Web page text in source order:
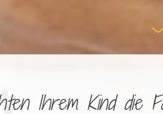
Ihrem Kind die